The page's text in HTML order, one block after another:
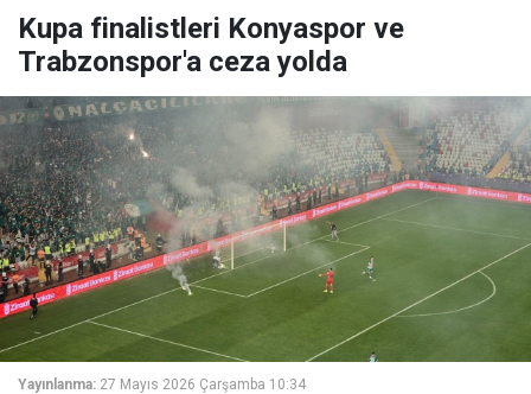
Kupa finalistleri Konyaspor ve
Trabzonspor'a ceza yolda
Yayınlanma: 27 Mayıs 2026 Çarşamba 10:34